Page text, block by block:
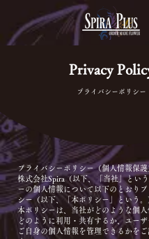
Privacy
プライバシーポリシー
プライバシーポリシー（個人情報保
株式会社Spira（以下、「当社」とい
ーの個人情報について以下のとおり
シー（以下、「本ポリシー」という
本ポリシーは、当社がどのような個
どのように利用・共有するか、ユー
ご自身の個人情報を管理できるかを